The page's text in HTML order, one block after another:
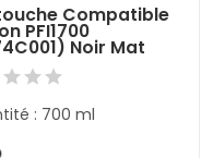
Compatible
PFI1700
Noir Mat
: 700 ml